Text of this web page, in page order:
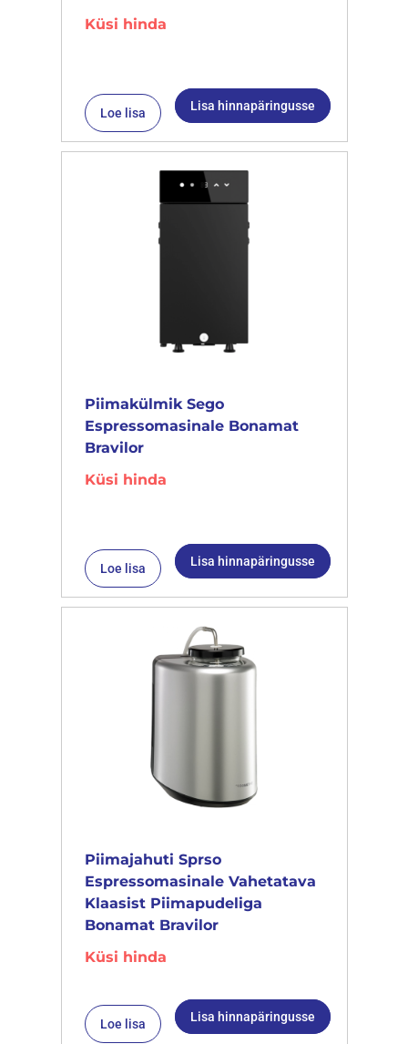
Küsi hinda
Loe lisa Lisa hinnapäringusse
Piimakülmik Sego
Espressomasinale Bonamat
Bravilor
Küsi hinda
Loe lisa Lisa hinnapäringusse
Piimajahuti Sprso
Espressomasinale Vahetatava
Klaasist Piimapudeliga
Bonamat Bravilor
Küsi hinda
Loe lisa Lisa hinnapäringusse